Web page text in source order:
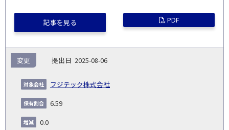
記事を見る PDF
2025-08-06
フジテック株式会社
変更
6.59
0.0